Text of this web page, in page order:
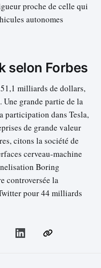
proche de celle qui
autonomes
selon Forbes
milliards de dollars,
Une grande partie de la
participation dans Tesla,
de grande valeur
citons la société de
cerveau-machine
Boring
controversée la
pour 44 milliards